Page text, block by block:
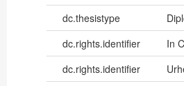
dc.thesistype
dc.rights.identifier
In
dc.rights.identifier